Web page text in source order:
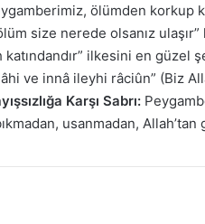
ölümden korkup
size nerede olsanız ulaşır”
ilkesini en güzel
ve innâ ileyhi râciûn” (Biz
Karşı Sabrı:
usanmadan,